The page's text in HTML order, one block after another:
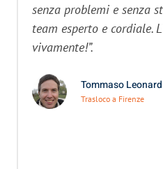
senza problemi e senza
team esperto e cordiale.
vivamente!”.
Tommaso
Trasloco a Firenze